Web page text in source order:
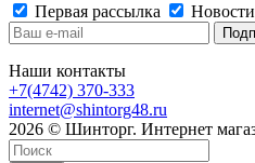
Первая рассылка
Наши контакты
+7(4742) 370-333
internet@shintorg48.ru
2026 © Шинторг. Интернет